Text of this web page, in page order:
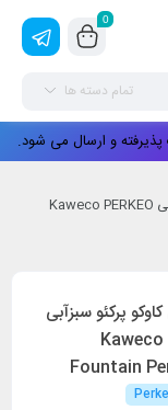
0
تمام دسته ها
و ارسال می شود.
خودنویس کاوکو پرکئو سبزآبی Kaweco PERKEO
پرکئو سبزآبی
Kaweco
Fountain